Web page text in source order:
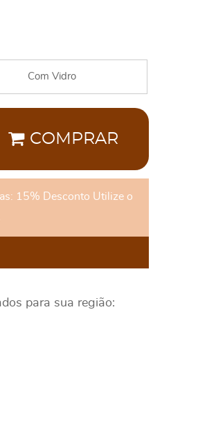
Com Vidro
COMPRAR
15% Desconto Utilize o
para sua região: